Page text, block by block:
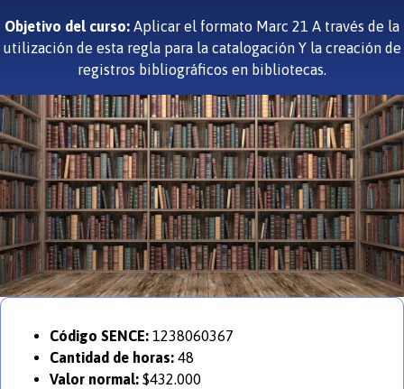
Objetivo del curso: Aplicar el formato Marc 21 A través de la
utilización de esta regla para la catalogación Y la creación de
registros bibliográficos en bibliotecas.
Código SENCE:1238060367
Cantidad de horas:48
Valor normal:$432.000